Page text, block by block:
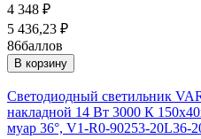
4 348 ₽
5 436,23 ₽
86баллов
В корзину
Светодиодный светильник
накладной 14 Вт 3000 К
муар 36°, V1-R0-90253-20L36-